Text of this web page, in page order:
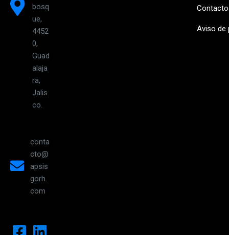
bosq
ue,
4452
0,
Guad
alaja
ra,
Jalis
co.
conta
cto@
apsis
gorh.
com
Contacto
Aviso de